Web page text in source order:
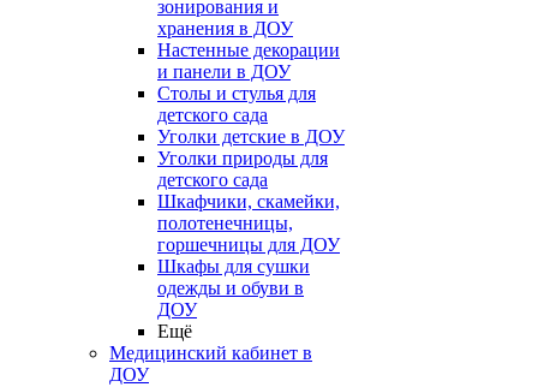
зонирования и
хранения в ДОУ
Настенные декорации
и панели в ДОУ
Столы и стулья для
детского сада
Уголки детские в ДОУ
Уголки природы для
детского сада
Шкафчики, скамейки,
полотенечницы,
горшечницы для ДОУ
Шкафы для сушки
одежды и обуви в
ДОУ
Ещё
Медицинский кабинет в
ДОУ